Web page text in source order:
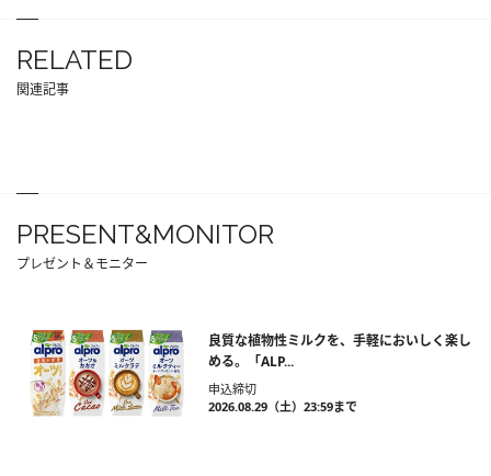
RELATED
関連記事
PRESENT&MONITOR
プレゼント＆モニター
良質な植物性ミルクを、手軽においしく楽し
める。「ALP...
申込締切
2026.08.29（土）23:59まで